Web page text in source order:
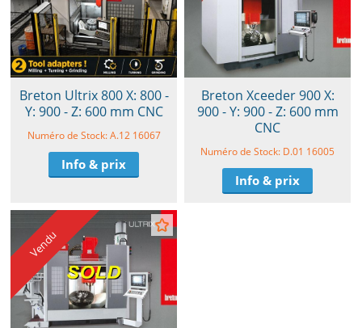
Breton Ultrix 800 X: 800 -
Y: 900 - Z: 600 mm CNC
Numéro de Stock: A.12 16067
Info & prix
Breton Xceeder 900 X:
900 - Y: 900 - Z: 600 mm
CNC
Numéro de Stock: D.01 16005
Info & prix
Vendu